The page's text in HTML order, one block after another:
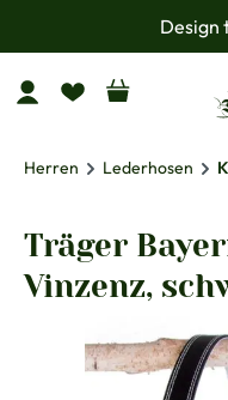
Zum Hauptinhalt springen
Design
Herren Lederhosen
Träger
Vinzenz,
Bildergalerie